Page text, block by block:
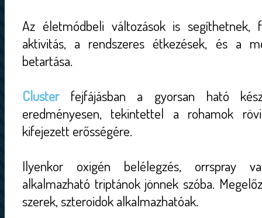
Az életmódbeli változások is segíthetnek,
aktivitás, a rendszeres étkezések, és a
betartása.
Clusterfejfájásban a gyorsan ható
eredményesen, tekintettel a rohamok
kifejezett erősségére.
Ilyenkor oxigén belélegzés, orrspray
alkalmazható triptánok jönnek szóba.
szerek, szteroidok alkalmazhatóak.